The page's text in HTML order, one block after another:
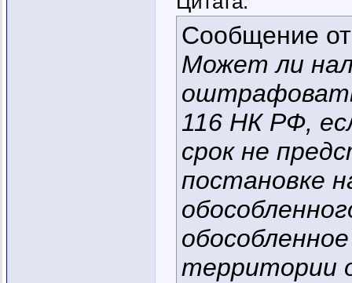
Сообщение
Может ли
116 НК РФ,
срок не
постановке
территории